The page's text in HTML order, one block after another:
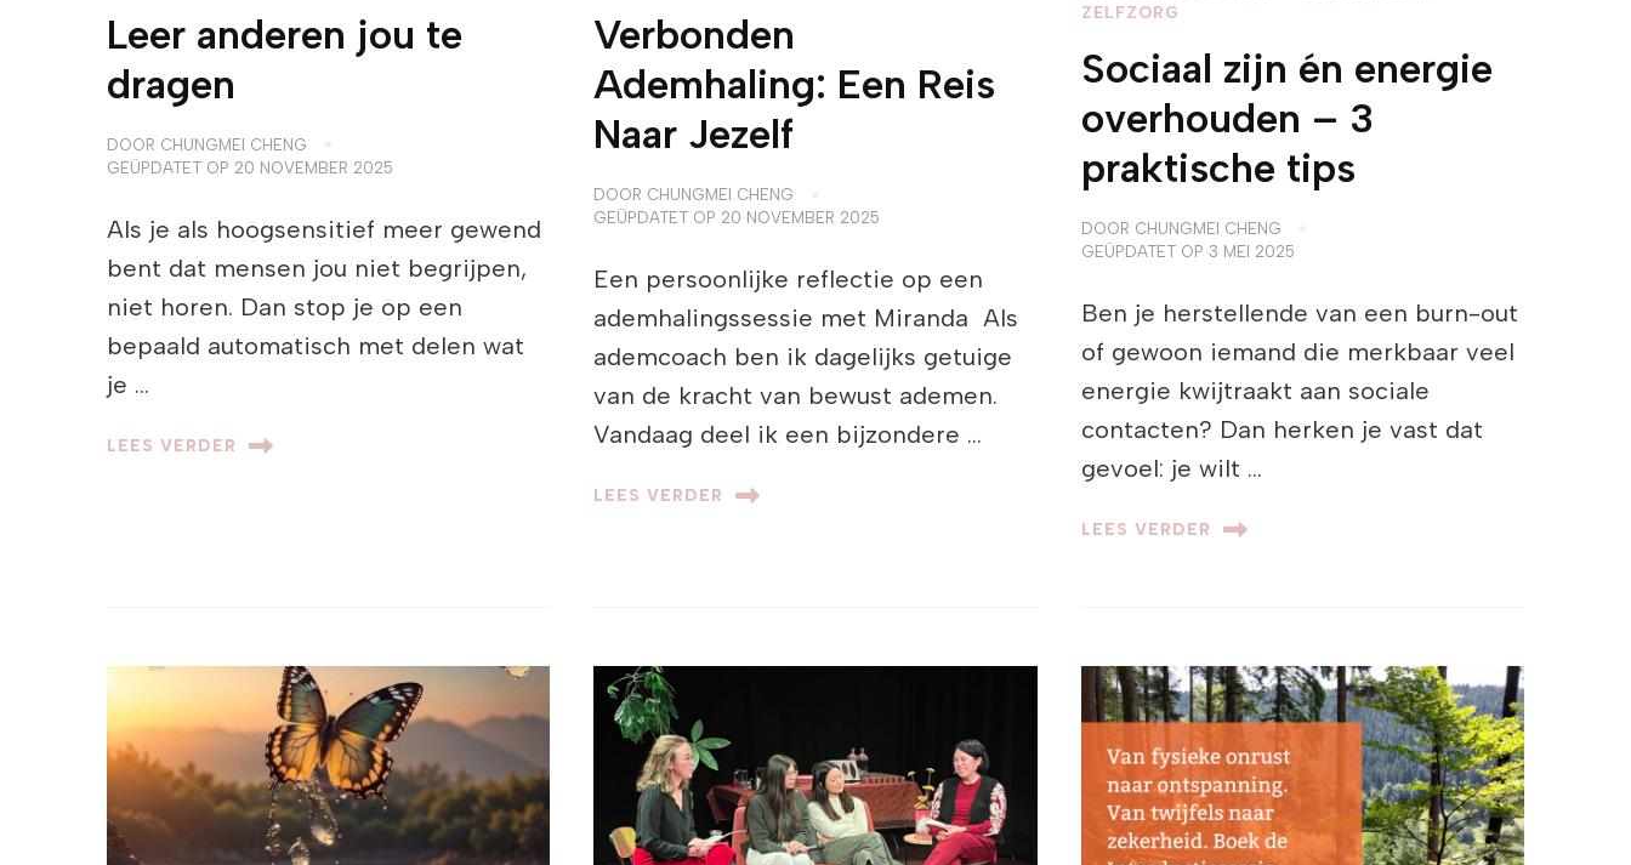
Leer anderen jou te
dragen
DOOR CHUNGMEI CHENG
GEÜPDATET OP 20 NOVEMBER 2025
Als je als hoogsensitief meer gewend
bent dat mensen jou niet begrijpen,
niet horen. Dan stop je op een
bepaald automatisch met delen wat
je …
LEES VERDER
Verbonden
Ademhaling: Een Reis
Naar Jezelf
DOOR CHUNGMEI CHENG
GEÜPDATET OP 20 NOVEMBER 2025
Een persoonlijke reflectie op een
ademhalingssessie met Miranda Als
ademcoach ben ik dagelijks getuige
van de kracht van bewust ademen.
Vandaag deel ik een bijzondere …
LEES VERDER
ZELFZORG
Sociaal zijn én energie
overhouden – 3
praktische tips
DOOR CHUNGMEI CHENG
GEÜPDATET OP 3 MEI 2025
Ben je herstellende van een burn-out
of gewoon iemand die merkbaar veel
energie kwijtraakt aan sociale
contacten? Dan herken je vast dat
gevoel: je wilt …
LEES VERDER